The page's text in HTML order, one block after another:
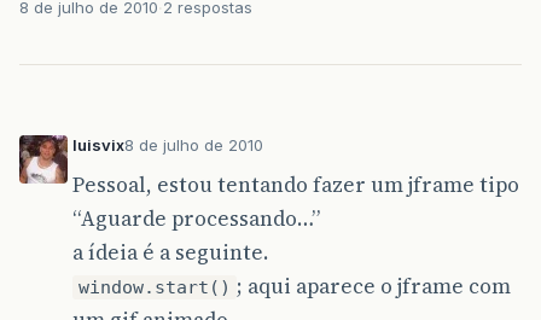
8 de julho de 2010 2 respostas
luisvix8 de julho de 2010
Pessoal, estou tentando fazer um jframe tipo
“Aguarde processando…”
a ídeia é a seguinte.
window.start() ; aqui aparece o jframe com